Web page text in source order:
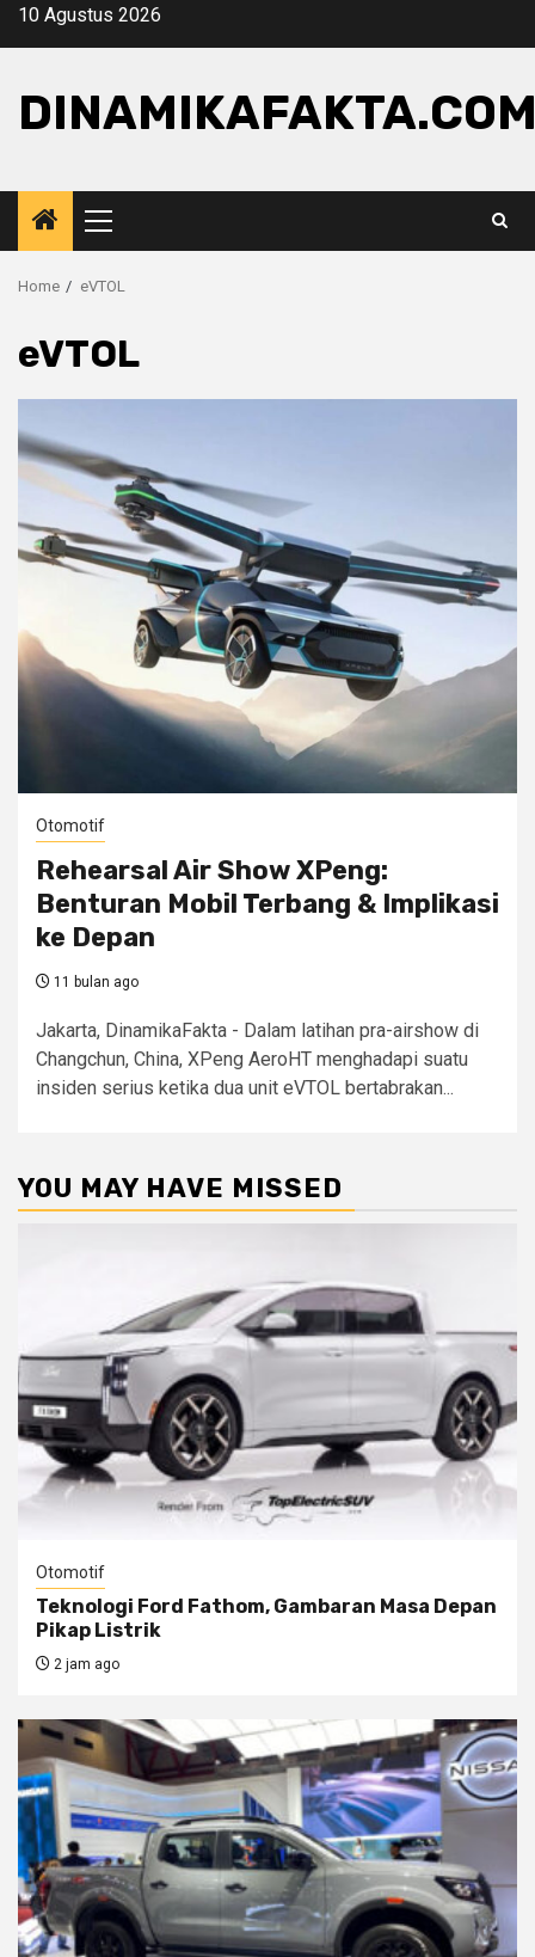
Skip10 Agustus 2026
Primary
Menu
Home eVTOL
eVTOL
Otomotif
Rehearsal Air Show XPeng:
Benturan Mobil Terbang & Implikasi
ke Depan
11 bulan ago
Jakarta, DinamikaFakta - Dalam latihan pra-airshow di
Changchun, China, XPeng AeroHT menghadapi suatu
insiden serius ketika dua unit eVTOL bertabrakan...
YOU MAY HAVE MISSED
Otomotif
Teknologi Ford Fathom, Gambaran Masa Depan
Pikap Listrik
2 jam ago